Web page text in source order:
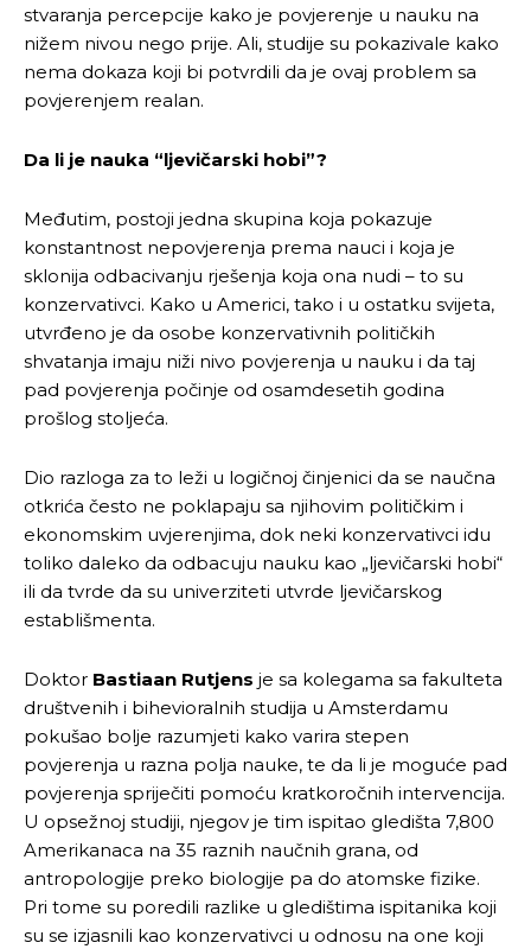
stvaranja percepcije kako je povjerenje u nauku na
nižem nivou nego prije. Ali, studije su pokazivale kako
nema dokaza koji bi potvrdili da je ovaj problem sa
povjerenjem realan.
Da li je nauka “ljevičarski hobi”?
Međutim, postoji jedna skupina koja pokazuje
konstantnost nepovjerenja prema nauci i koja je
sklonija odbacivanju rješenja koja ona nudi – to su
konzervativci. Kako u Americi, tako i u ostatku svijeta,
utvrđeno je da osobe konzervativnih političkih
shvatanja imaju niži nivo povjerenja u nauku i da taj
pad povjerenja počinje od osamdesetih godina
prošlog stoljeća.
Dio razloga za to leži u logičnoj činjenici da se naučna
otkrića često ne poklapaju sa njihovim političkim i
ekonomskim uvjerenjima, dok neki konzervativci idu
toliko daleko da odbacuju nauku kao „ljevičarski hobi“
ili da tvrde da su univerziteti utvrde ljevičarskog
establišmenta.
Doktor Bastiaan Rutjens je sa kolegama sa fakulteta
društvenih i bihevioralnih studija u Amsterdamu
pokušao bolje razumjeti kako varira stepen
povjerenja u razna polja nauke, te da li je moguće pad
povjerenja spriječiti pomoću kratkoročnih intervencija.
U opsežnoj studiji, njegov je tim ispitao gledišta 7,800
Amerikanaca na 35 raznih naučnih grana, od
antropologije preko biologije pa do atomske fizike.
Pri tome su poredili razlike u gledištima ispitanika koji
su se izjasnili kao konzervativci u odnosu na one koji